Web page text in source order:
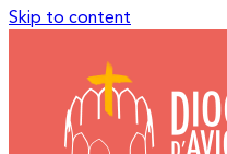
Skip to content